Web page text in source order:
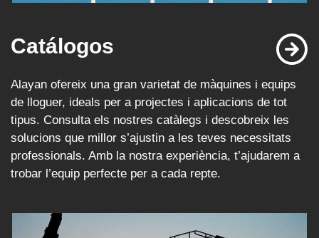
Catálogos
Alayan ofereix una gran varietat de màquines i equips
de lloguer, ideals per a projectes i aplicacions de tot
tipus. Consulta els nostres catàlegs i descobreix les
solucions que millor s’ajustin a les teves necessitats
professionals. Amb la nostra experiència, t’ajudarem a
trobar l’equip perfecte per a cada repte.